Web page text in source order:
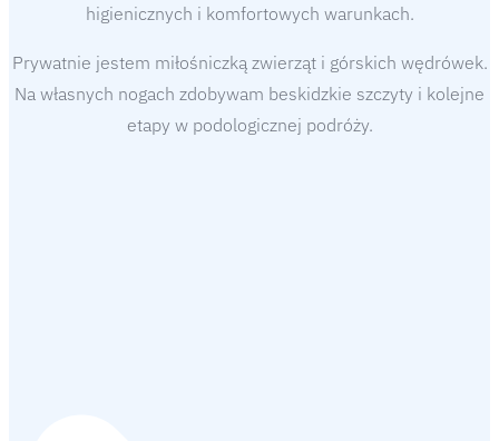
higienicznych i komfortowych warunkach.
Prywatnie jestem miłośniczką zwierząt i górskich wędrówek.
Na własnych nogach zdobywam beskidzkie szczyty i kolejne
etapy w podologicznej podróży.